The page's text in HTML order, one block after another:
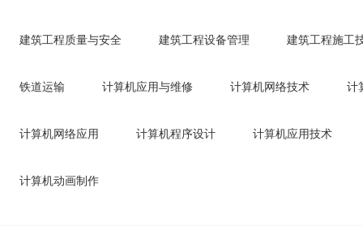
建筑工程质量与安全 建筑工程设备管理 建筑工程施工
铁道运输 计算机应用与维修 计算机网络技术 计
计算机网络应用 计算机程序设计 计算机应用技术
计算机动画制作